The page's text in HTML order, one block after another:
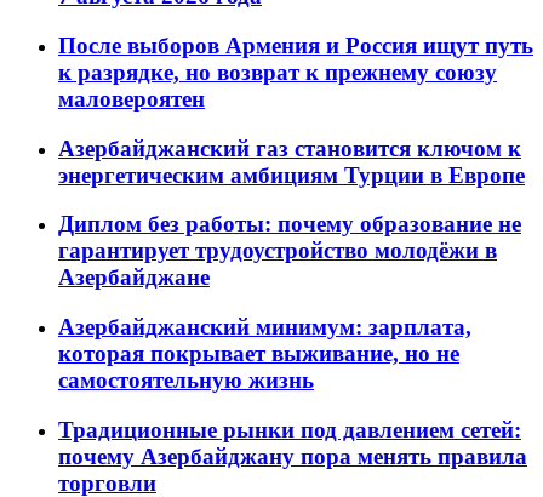
После выборов Армения и Россия ищут путь
к разрядке, но возврат к прежнему союзу
маловероятен
Азербайджанский газ становится ключом к
энергетическим амбициям Турции в Европе
Диплом без работы: почему образование не
гарантирует трудоустройство молодёжи в
Азербайджане
Азербайджанский минимум: зарплата,
которая покрывает выживание, но не
самостоятельную жизнь
Традиционные рынки под давлением сетей:
почему Азербайджану пора менять правила
торговли